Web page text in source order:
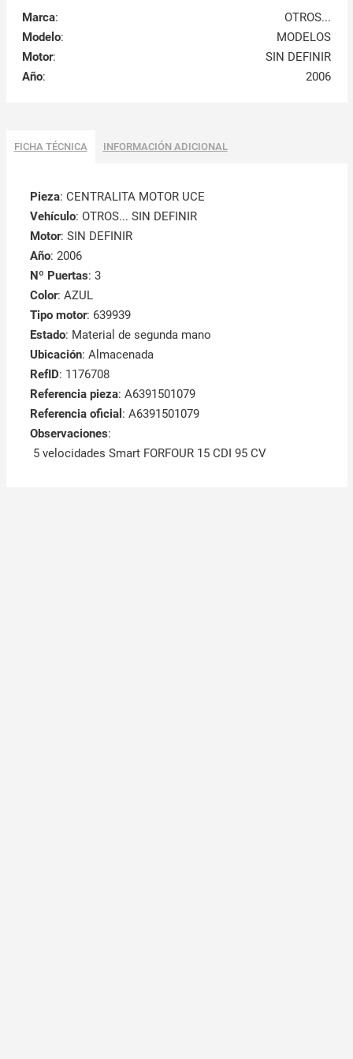
Marca:
OTROS...
Modelo:
MODELOS
Motor:
SIN DEFINIR
Año: 2006
FICHA TÉCNICA INFORMACIÓN ADICIONAL
Pieza: CENTRALITA MOTOR UCE
Vehículo: OTROS... SIN DEFINIR
Motor: SIN DEFINIR
Año: 2006
Nº Puertas: 3
Color: AZUL
Tipo motor: 639939
Estado: Material de segunda mano
Ubicación: Almacenada
RefID: 1176708
Referencia pieza: A6391501079
Referencia oficial : A6391501079
Observaciones:
5 velocidades Smart FORFOUR 15 CDI 95 CV